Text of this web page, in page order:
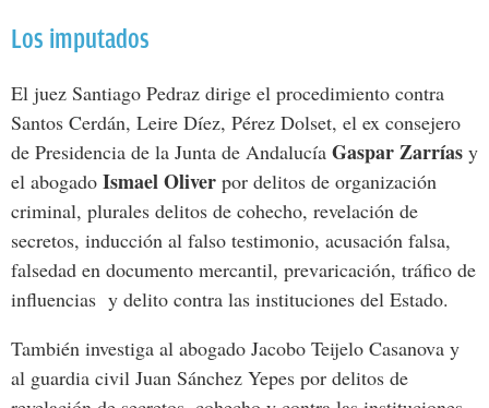
Los imputados
El juez Santiago Pedraz dirige el procedimiento contra
Santos Cerdán, Leire Díez, Pérez Dolset, el ex consejero
de Presidencia de la Junta de Andalucía Gaspar Zarrías y
el abogado Ismael Oliver por delitos de organización
criminal, plurales delitos de cohecho, revelación de
secretos, inducción al falso testimonio, acusación falsa,
falsedad en documento mercantil, prevaricación, tráfico de
influencias y delito contra las instituciones del Estado.
También investiga al abogado Jacobo Teijelo Casanova y
al guardia civil Juan Sánchez Yepes por delitos de